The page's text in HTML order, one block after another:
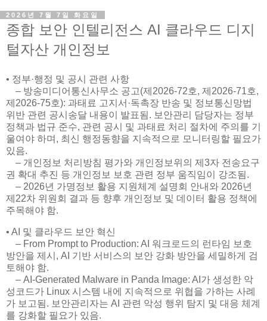
2026년 7월 7일 화요일
종합 보안 인텔리전스 AI 클라우드 디지
털자산 개인정보
• 정부·행정 및 공시 관련 사항
– 방송미디어통신사무소 공고(제2026-72호, 제2026-71호,
제2026-75호): 과태료 고지서·독촉장 반송 및 정보통신망법
위반 관련 공시송달 내용이 발표됨. 보안관리 담당자는 정부
정책과 법규 준수, 관련 공시 및 과태료 처리 절차에 주의를 기
울여야 하며, 최신 행정동향을 지속적으로 모니터링할 필요가
있음.
– 개인정보 처리방침 평가와 개인정보위의 제3자 전송요구
권 확대 추진 등 개인정보 보호 관련 정부 움직임이 강조됨.
– 2026년 가명정보 활용 지원체계 설명회 안내와 2026년
제22차 위원회 결과 등 향후 개인정보 및 데이터 활용 정책에
주목해야 함.
• AI 및 클라우드 보안 혁신
– From Prompt to Production: AI 워크로드의 런타임 보호
방안을 제시, AI 기반 서비스의 보안 강화 방안을 세밀하게 검
토해야 함.
– AI-Generated Malware in Panda Image: AI가 생성한 악
성코드가 Linux 시스템 내에 지속적으로 위협을 가하는 사례
가 보고됨. 보안관리자는 AI 관련 악성 행위 탐지 및 대응 체계
를 강화할 필요가 있음.